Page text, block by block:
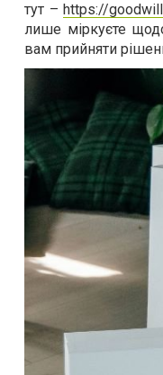
тут – https://
лише міркуєте
вам прийняти